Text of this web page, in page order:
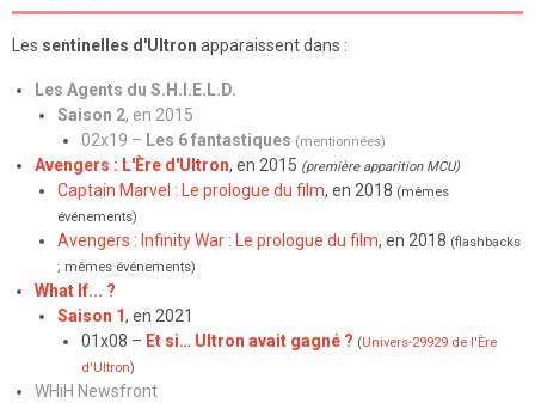
Les sentinelles d'Ultron apparaissent dans :
Les Agents du S.H.I.E.L.D.
Saison 2, en 2015
02x19 – Les 6 fantastiques (mentionnées)
Avengers : L'Ère d'Ultron, en 2015 (première apparition MCU)
Captain Marvel : Le prologue du film, en 2018 (mêmes
événements)
Avengers : Infinity War : Le prologue du film, en 2018 (flashbacks
; mêmes événements)
What If... ?
Saison 1, en 2021
01x08 – Et si… Ultron avait gagné ? (Univers-29929 de l'Ère
d'Ultron)
WHiH Newsfront